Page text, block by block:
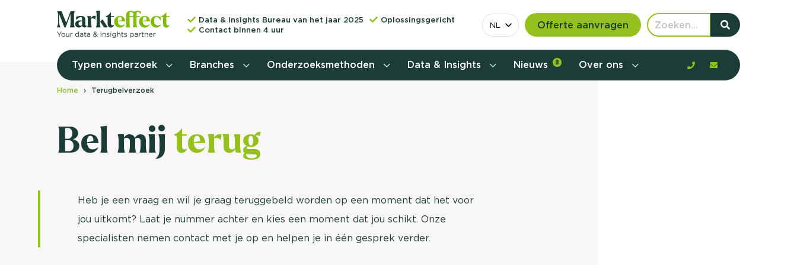
Data & Insights Bureau van het jaar 2025
Oplossingsgericht
Contact binnen 4 uur
NL Offerte aanvragen
Typen onderzoek
Doelgroeponderzoek
Naamsbekendheidonderzoek
Branches Onderzoeksmethoden Data & Insights Nieuws 8 Over ons
Home Terugbelverzoek
Bel mij terug
Heb je een vraag en wil je graag teruggebeld worden op een moment dat het voor
jou uitkomt? Laat je nummer achter en kies een moment dat jou schikt. Onze
specialisten nemen contact met je op en helpen je in één gesprek verder.